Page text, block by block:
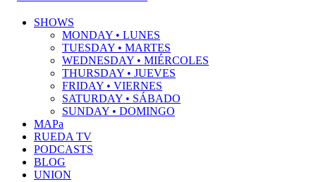
SHOWS
MONDAY • LUNES
TUESDAY • MARTES
WEDNESDAY • MIÉRCOLES
THURSDAY • JUEVES
FRIDAY • VIERNES
SATURDAY • SÁBADO
SUNDAY • DOMINGO
MAPa
RUEDA TV
PODCASTS
BLOG
UNION